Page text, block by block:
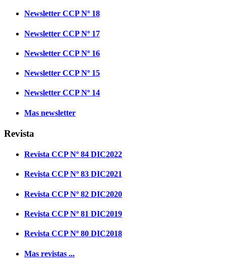
Newsletter CCP Nº 18
Newsletter CCP Nº 17
Newsletter CCP Nº 16
Newsletter CCP Nº 15
Newsletter CCP Nº 14
Mas newsletter
Revista
Revista CCP Nº 84 DIC2022
Revista CCP Nº 83 DIC2021
Revista CCP Nº 82 DIC2020
Revista CCP Nº 81 DIC2019
Revista CCP Nº 80 DIC2018
Mas revistas ...